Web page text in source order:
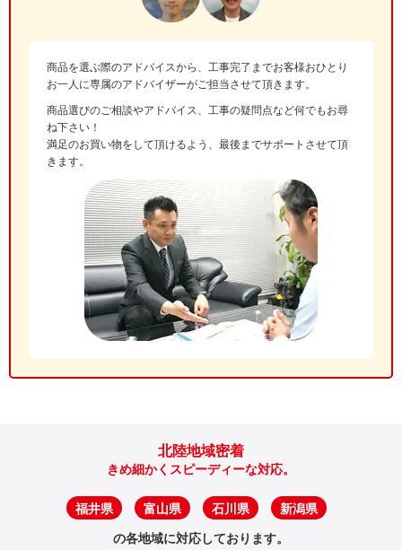
商品を選ぶ際のアドバイスから、工事完了までお客様おひとり
お一人に専属のアドバイザーがご担当させて頂きます。
商品選びのご相談やアドバイス、工事の疑問点など何でもお尋
ね下さい！
満足のお買い物をして頂けるよう、最後までサポートさせて頂
きます。
北陸地域密着
きめ細かくスピーディーな対応。
福井県 富山県 石川県 新潟県
の各地域に対応しております。